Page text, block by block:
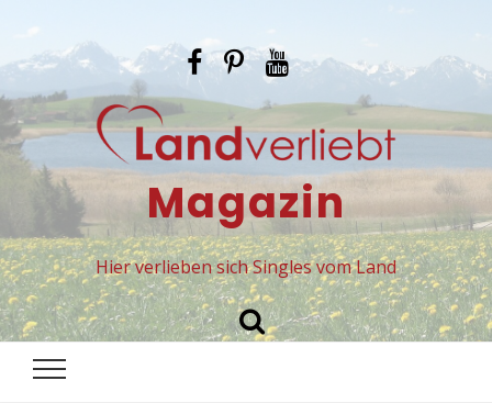
Magazin
Hier verlieben sich Singles vom Land